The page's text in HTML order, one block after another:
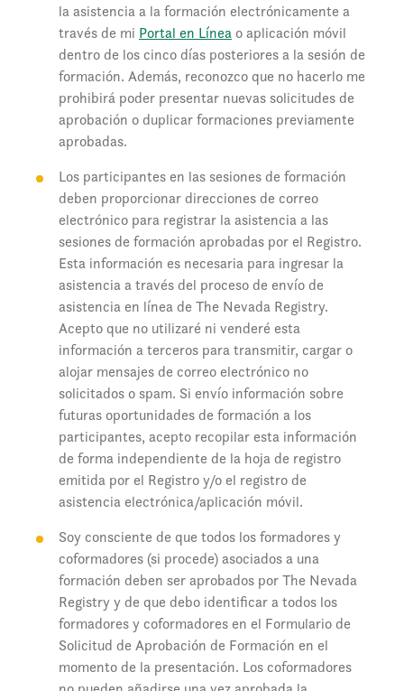
la asistencia a la formación electrónicamente a
través de mi Portal en Línea o aplicación móvil
dentro de los cinco días posteriores a la sesión de
formación. Además, reconozco que no hacerlo me
prohibirá poder presentar nuevas solicitudes de
aprobación o duplicar formaciones previamente
aprobadas.
Los participantes en las sesiones de formación
deben proporcionar direcciones de correo
electrónico para registrar la asistencia a las
sesiones de formación aprobadas por el Registro.
Esta información es necesaria para ingresar la
asistencia a través del proceso de envío de
asistencia en línea de The Nevada Registry.
Acepto que no utilizaré ni venderé esta
información a terceros para transmitir, cargar o
alojar mensajes de correo electrónico no
solicitados o spam. Si envío información sobre
futuras oportunidades de formación a los
participantes, acepto recopilar esta información
de forma independiente de la hoja de registro
emitida por el Registro y/o el registro de
asistencia electrónica/aplicación móvil.
Soy consciente de que todos los formadores y
coformadores (si procede) asociados a una
formación deben ser aprobados por The Nevada
Registry y de que debo identificar a todos los
formadores y coformadores en el Formulario de
Solicitud de Aprobación de Formación en el
momento de la presentación. Los coformadores